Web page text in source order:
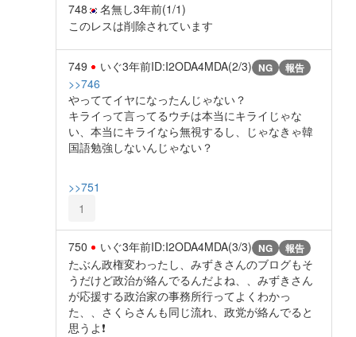
748 名無し3年前(1/1)
このレスは削除されています
749 いぐ3年前ID:I2ODA4MDA(2/3) NG 報告
>>746
やっててイヤになったんじゃない？
キライって言ってるウチは本当にキライじゃな
い、本当にキライなら無視するし、じゃなきゃ韓
国語勉強しないんじゃない？
>>751
1
750 いぐ3年前ID:I2ODA4MDA(3/3) NG 報告
たぶん政権変わったし、みずきさんのブログもそ
うだけど政治が絡んでるんだよね、、みずきさん
が応援する政治家の事務所行ってよくわかっ
た、、さくらさんも同じ流れ、政党が絡んでると
思うよ❗